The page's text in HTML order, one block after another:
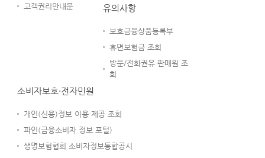
고객권리안내문
유의사항
보호금융상품등록부
휴면보험금 조회
방문/전화권유 판매원 조
회
소비자보호·전자민원
개인(신용)정보 이용·제공 조회
파인(금융소비자 정보 포털)
생명보험협회 소비자정보통합공시